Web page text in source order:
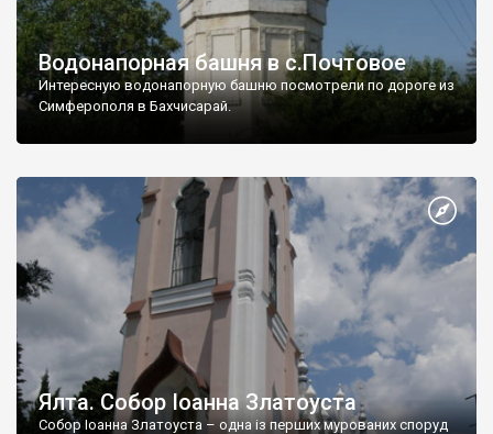
Водонапорная башня в с.Почтовое
Интересную водонапорную башню посмотрели по дороге из
Симферополя в Бахчисарай.
Ялта. Собор Іоанна Златоуста
Собор Іоанна Златоуста – одна із перших мурованих споруд